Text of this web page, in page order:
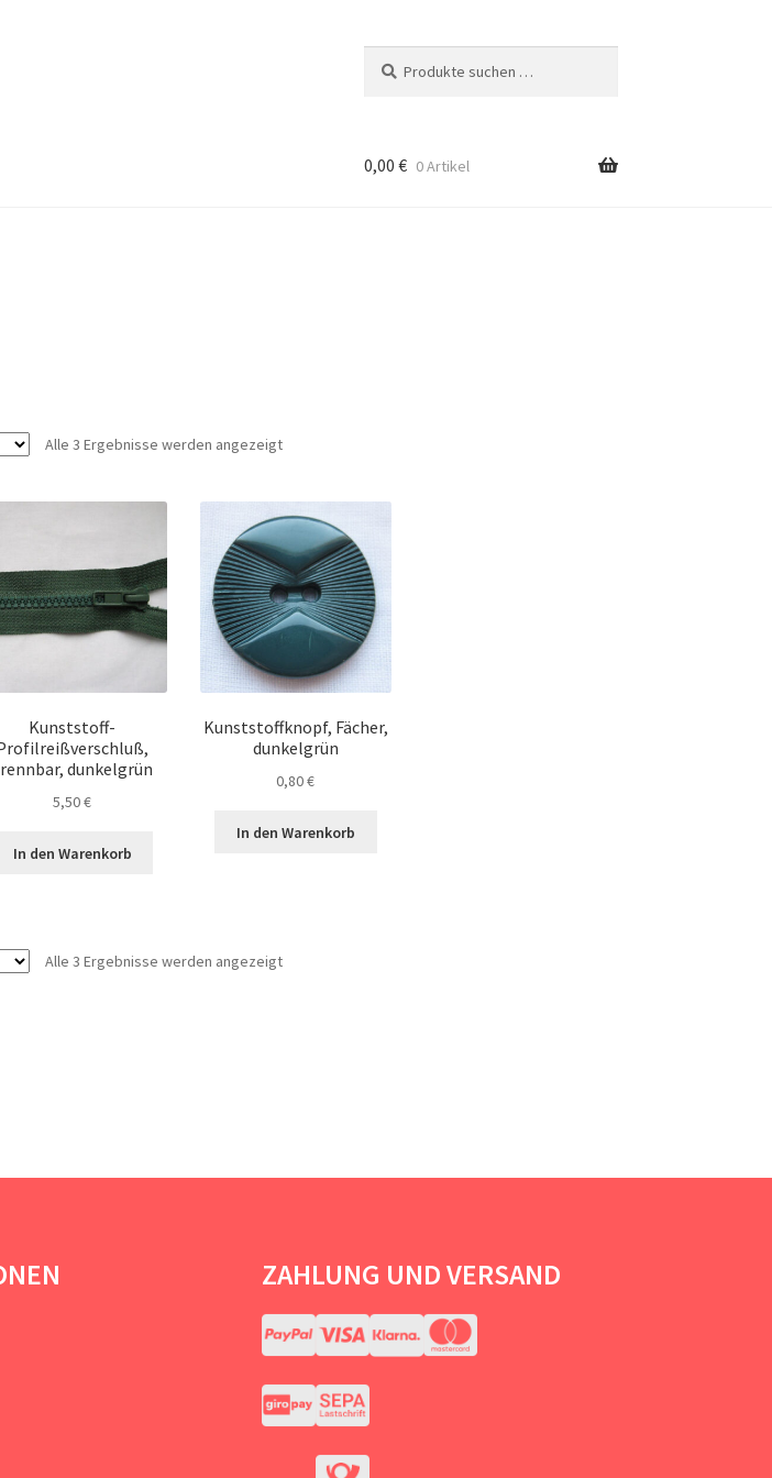
nach:
0,00 € 0 Artikel
Alle 3 Ergebnisse werden angezeigt
Kunststoff-
dunkelgrün
5,50€
In den Warenkorb
Kunststoffknopf, Fächer,
dunkelgrün
0,80€
In den Warenkorb
Alle 3 Ergebnisse werden angezeigt
ZAHLUNG UND VERSAND